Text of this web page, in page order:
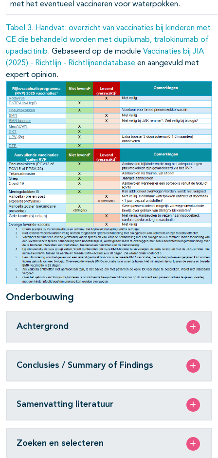
met het eventueel vaccineren voor waterpokken.
Tabel 3. Handvat: overzicht van vaccinaties bij kinderen met
CE die behandeld worden met dupilumab, tralokinumab of
upadacitinib. Gebaseerd op de module Vaccinaties bij JIA
(2025) - Richtlijn - Richtlijnendatabase en aangevuld met
expert opinion.
Onderbouwing
Achtergrond
Conclusies / Summary of Findings
Samenvatting literatuur
Zoeken en selecteren